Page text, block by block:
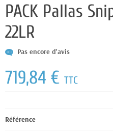
PACK Pallas
22LR
Pas encore d'avis
719,84 € TTC
Référence